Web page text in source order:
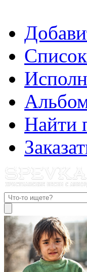
Найти